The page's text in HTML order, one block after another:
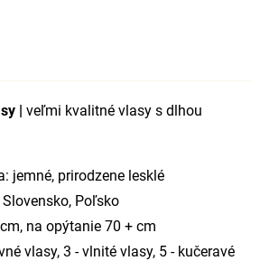
| veľmi kvalitné vlasy s dlhou
jemné, prirodzene lesklé
Slovensko, Poľsko
na opýtanie 70 + cm
vlasy, 3 - vlnité vlasy, 5 - kučeravé